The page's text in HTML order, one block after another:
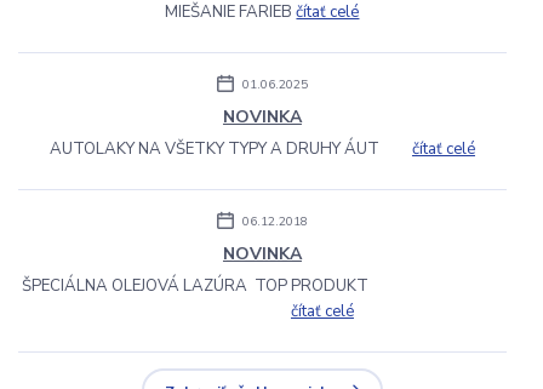
MIEŠANIE FARIEBčítať celé
01.06.2025
NOVINKA
AUTOLAKY NA VŠETKY TYPY A DRUHY ÁUT čítať celé
06.12.2018
NOVINKA
ŠPECIÁLNA OLEJOVÁ LAZÚRA TOP PRODUKT
čítať celé